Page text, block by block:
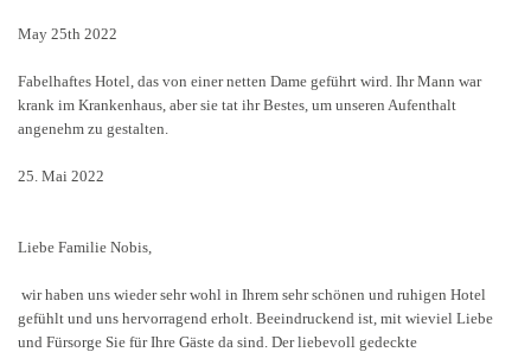
May 25th 2022
Fabelhaftes Hotel, das von einer netten Dame geführt wird. Ihr Mann war
krank im Krankenhaus, aber sie tat ihr Bestes, um unseren Aufenthalt
angenehm zu gestalten.
25. Mai 2022
Liebe Familie Nobis,
wir haben uns wieder sehr wohl in Ihrem sehr schönen und ruhigen Hotel
gefühlt und uns hervorragend erholt. Beeindruckend ist, mit wieviel Liebe
und Fürsorge Sie für Ihre Gäste da sind. Der liebevoll gedeckte